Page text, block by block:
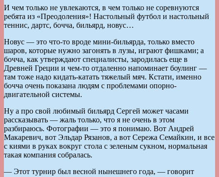
И чем только не увлекаются, в чем только не соревнуются
ребята из «Преодоления»! Настольный футбол и настольный
теннис, дартс, бочча, бильярд, новус…
Новус — это что-то вроде мини-бильярда, только вместо
шаров, которые нужно загонять в лузы, играют фишками; а
бочча, как утверждают специалисты, зародилась еще в
Древней Греции и чем-то отдаленно напоминает боулинг —
там тоже надо кидать-катать тяжелый мяч. Кстати, именно
бочча очень показана людям с проблемами опорно-
двигательной системы.
Ну а про свой любимый бильярд Сергей может часами
рассказывать — жаль только, что я не очень в этом
разбираюсь. Фотографии — это я понимаю. Вот Андрей
Макаревич, вот Эльдар Рязанов, а вот Сережа Семайкин, и все
с киями в руках вокруг стола с зеленым сукном, нормальная
такая компания собралась.
— Этот турнир был весной нынешнего года, — говорит